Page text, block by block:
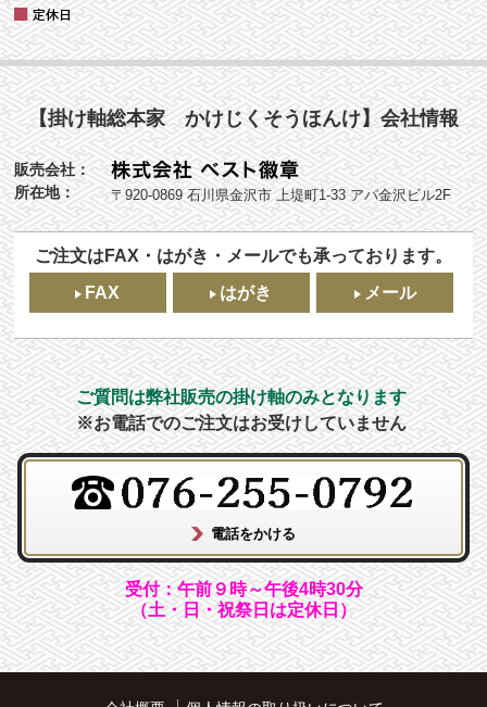
【掛け軸総本家 かけじくそうほんけ】会社情報
販売会社：
所在地：
〒920-0869 石川県金沢市 上堤町1-33 アパ金沢ビル2F
ご注文はFAX・はがき・メールでも承っております。
FAX
はがき メール
ご質問は弊社販売の掛け軸のみとなります
※お電話でのご注文はお受けしていません
受付：午前９時～午後4時30分
（土・日・祝祭日は定休日）